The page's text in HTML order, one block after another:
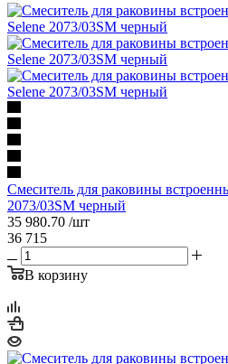
Смеситель для раковины
2073/03SM черный
35 980.70 /шт
36 715
В корзину